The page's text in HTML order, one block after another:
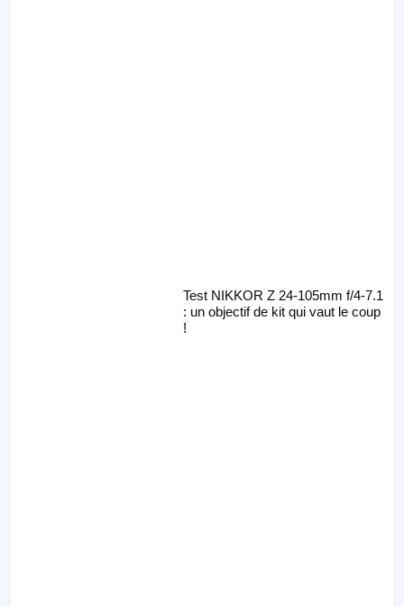
Test NIKKOR Z 24-105mm f/4-7.1
: un objectif de kit qui vaut le coup
!